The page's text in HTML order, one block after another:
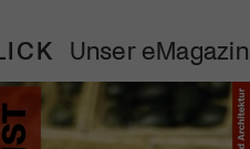
Unser eMagazin